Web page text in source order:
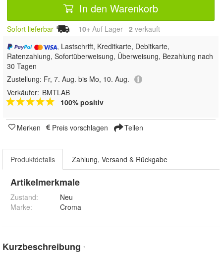
In den Warenkorb
Sofort lieferbar 10+ Auf Lager 2 verkauft
, Lastschrift, Kreditkarte, Debitkarte,
Ratenzahlung, Sofortüberweisung, Überweisung, Bezahlung nach
30 Tagen
Zustellung: Fr, 7. Aug. bis Mo, 10. Aug.
Verkäufer: BMTLAB
100% positiv
Merken Preis vorschlagen Teilen
Produktdetails Zahlung, Versand & Rückgabe
Artikelmerkmale
Zustand:
Neu
Marke:
Croma
Kurzbeschreibung *